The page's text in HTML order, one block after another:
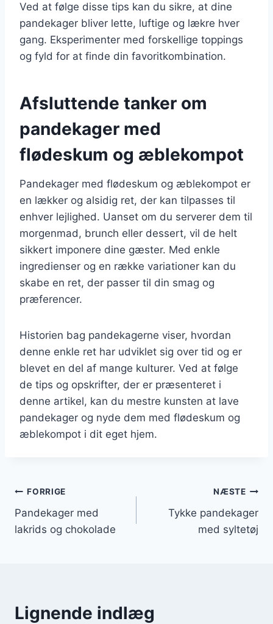
Ved at følge disse tips kan du sikre, at dine
pandekager bliver lette, luftige og lækre hver
gang. Eksperimenter med forskellige toppings
og fyld for at finde din favoritkombination.
Afsluttende tanker om
pandekager med
flødeskum og æblekompot
Pandekager med flødeskum og æblekompot er
en lækker og alsidig ret, der kan tilpasses til
enhver lejlighed. Uanset om du serverer dem til
morgenmad, brunch eller dessert, vil de helt
sikkert imponere dine gæster. Med enkle
ingredienser og en række variationer kan du
skabe en ret, der passer til din smag og
præferencer.
Historien bag pandekagerne viser, hvordan
denne enkle ret har udviklet sig over tid og er
blevet en del af mange kulturer. Ved at følge
de tips og opskrifter, der er præsenteret i
denne artikel, kan du mestre kunsten at lave
pandekager og nyde dem med flødeskum og
æblekompot i dit eget hjem.
Indlægsnavigation
FORRIGE
Pandekager med
lakrids og chokolade
NÆSTE
Tykke pandekager
med syltetøj
Lignende indlæg